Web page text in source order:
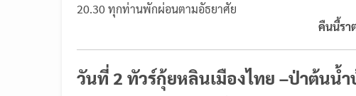
20.30 ทุกท่านพักผ่อนตามอัธยาศัย
คืนนี้ราตรีสวัสดิ์
วันที่ 2 ทัวร์กุ้ยหลินเมืองไทย –ป่าต้นน้